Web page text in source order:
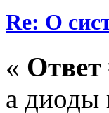
Re: О
« Ответ
а диоды